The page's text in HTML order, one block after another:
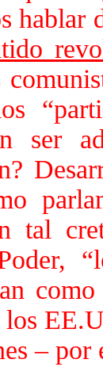
hablar
ser
tal
los
– por